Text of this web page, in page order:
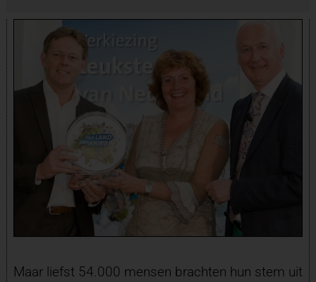
Maar liefst 54.000 mensen brachten hun stem uit